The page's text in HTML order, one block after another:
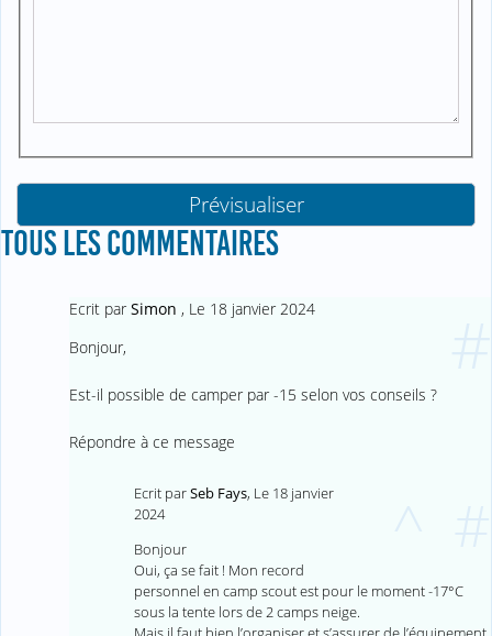
TOUS LES COMMENTAIRES
Ecrit par Simon , Le 18 janvier 2024
Bonjour,
Est-il possible de camper par -15 selon vos conseils ?
Répondre à ce message
Ecrit parSeb Fays, Le 18 janvier
2024
Bonjour
Oui, ça se fait ! Mon record
personnel en camp scout est pour le moment -17°C
sous la tente lors de 2 camps neige.